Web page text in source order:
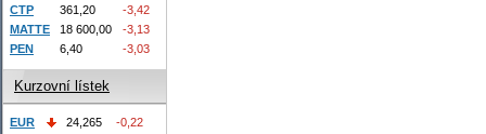
CTP
361,20
-3,42
MATTE
18 600,00
-3,13
PEN
6,40 -3,03
Kurzovní lístek
EUR 24,265
-0,22